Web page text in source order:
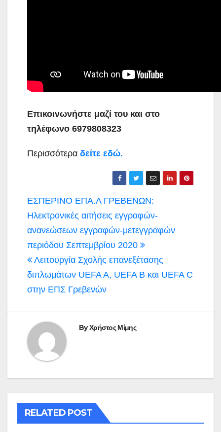
Επικοινωνήστε μαζί του και στο
τηλέφωνο 6979808323
Περισσότερα δείτε εδώ.
Πλοήγηση
άρθρων
ΕΣΠΕΡΙΝΟ ΕΠΑ.Λ ΓΡΕΒΕΝΩΝ:
Ηλεκτρονικές αιτήσεις εγγραφών-
ανανεώσεων εγγραφών-μετεγγραφών
περιόδου Σεπτεμβρίου 2020
Λειτουργία Σχολής επανεξέτασης
διπλωμάτων UEFA A, UEFA B και UEFA C
στην ΕΠΣ Γρεβενών
ByΧρήστος Μίμης
RELATED POST